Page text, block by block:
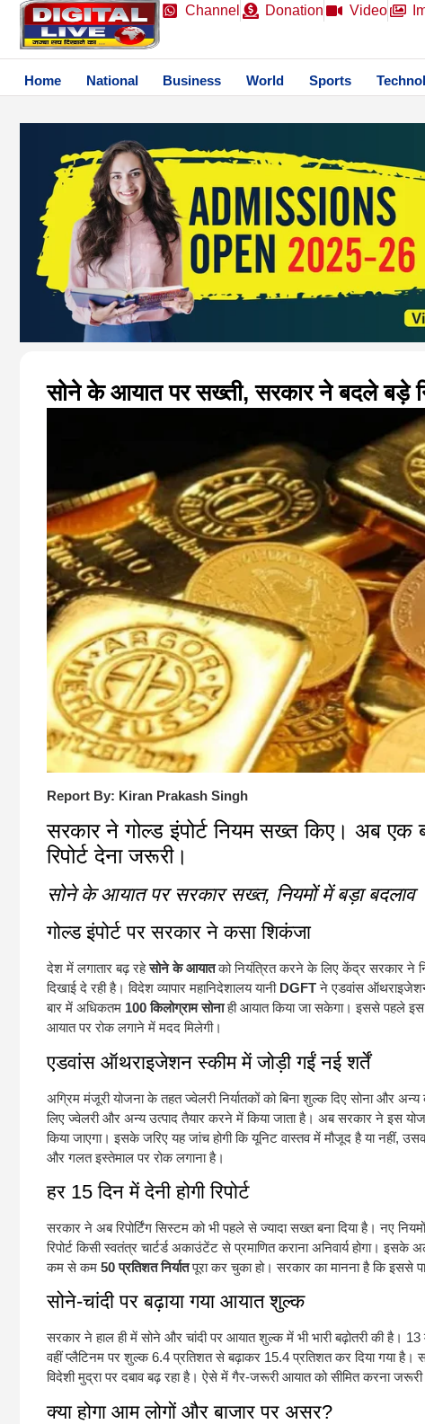
Channel Donation Video
Home National Business World Sports
सोने के आयात पर सख्ती, सरकार ने बदले बड़े
Report By: Kiran Prakash Singh
सरकार ने गोल्ड इंपोर्ट नियम सख्त किए। अब एक
रिपोर्ट देना जरूरी।
सोने के आयात पर सरकार सख्त, नियमों में बड़ा बदलाव
गोल्ड इंपोर्ट पर सरकार ने कसा शिकंजा
देश में लगातार बढ़ रहेसोने के आयातको नियंत्रित करने के लिए केंद्र सरकार ने
दिखाई दे रही है। विदेश व्यापार महानिदेशालय यानी DGFTने एडवांस
बार में अधिकतम 100 किलोग्राम सोनाही आयात किया जा सकेगा। इससे पहले इस
आयात पर रोक लगाने में मदद मिलेगी।
एडवांस ऑथराइजेशन स्कीम में जोड़ी गईं नई शर्तें
अग्रिम मंजूरी योजना के तहत ज्वेलरी निर्यातकों को बिना शुल्क दिए सोना और
लिए ज्वेलरी और अन्य उत्पाद तैयार करने में किया जाता है। अब सरकार ने इस
किया जाएगा। इसके जरिए यह जांच होगी कि यूनिट वास्तव में मौजूद है या नहीं,
और गलत इस्तेमाल पर रोक लगाना है।
हर 15 दिन में देनी होगी रिपोर्ट
सरकार ने अब रिपोर्टिंग सिस्टम को भी पहले से ज्यादा सख्त बना दिया है। नए
रिपोर्ट किसी स्वतंत्र चार्टर्ड अकाउंटेंट से प्रमाणित कराना अनिवार्य होगा।
कम से कम 50 प्रतिशत निर्यातपूरा कर चुका हो। सरकार का मानना है कि इससे
सोने-चांदी पर बढ़ाया गया आयात शुल्क
सरकार ने हाल ही में सोने और चांदी पर आयात शुल्क में भी भारी बढ़ोतरी की है।
वहीं प्लैटिनम पर शुल्क 6.4 प्रतिशत से बढ़ाकर 15.4 प्रतिशत कर दिया गया है।
विदेशी मुद्रा पर दबाव बढ़ रहा है। ऐसे में गैर-जरूरी आयात को सीमित करना
क्या होगा आम लोगों और बाजार पर असर?